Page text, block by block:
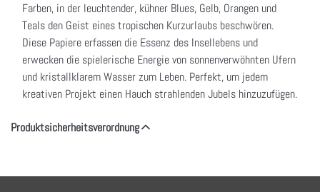
Farben, in der leuchtender, kühner Blues, Gelb, Orangen und
Teals den Geist eines tropischen Kurzurlaubs beschwören.
Diese Papiere erfassen die Essenz des Insellebens und
erwecken die spielerische Energie von sonnenverwöhnten Ufern
und kristallklarem Wasser zum Leben. Perfekt, um jedem
kreativen Projekt einen Hauch strahlenden Jubels hinzuzufügen.
Produktsicherheitsverordnung